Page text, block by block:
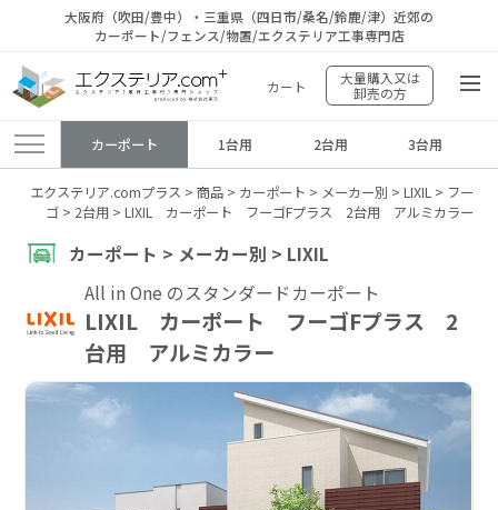
大阪府（吹田/豊中）・三重県（四日市/桑名/鈴鹿/津）近郊の
カーポート/フェンス/物置/エクステリア工事専門店
カート
大量購入又は
卸売の方
カーポート 1台用 2台用 3台用
エクステリア.comプラス > 商品> カーポート > メーカー別 > LIXIL> フー
ゴ> 2台用> LIXIL カーポート フーゴFプラス 2台用 アルミカラー
カーポート > メーカー別 > LIXIL
All in One のスタンダードカーポート
LIXIL カーポート フーゴFプラス 2
台用 アルミカラー